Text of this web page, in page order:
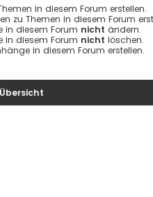
in diesem Forum erstellen.
zu Themen in diesem Forum
in diesem Forum nicht ändern.
in diesem Forum nicht löschen.
in diesem Forum erstellen.